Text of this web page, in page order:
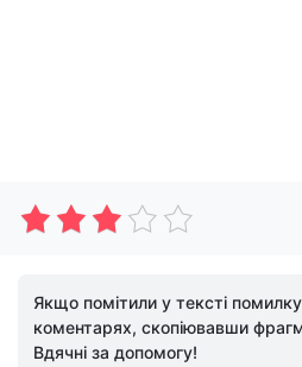
Якщо помітили у тексті
коментарях, скопіювавши
Вдячні за допомогу!